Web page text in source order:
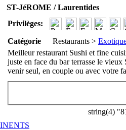
ST-JéROME / Laurentides
Privilèges:
Catégorie Restaurants >
Meilleur restaurant Sushi et fine
juste en face du bar terrasse le
venir seul, en couple ou avec votre
string(4)